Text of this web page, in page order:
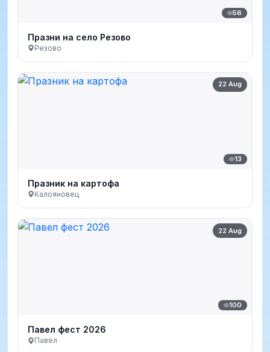
56
Празни на село Резово
Резово
22 Aug
13
Празник на картофа
Калояновец
22 Aug
100
Павел фест 2026
Павел